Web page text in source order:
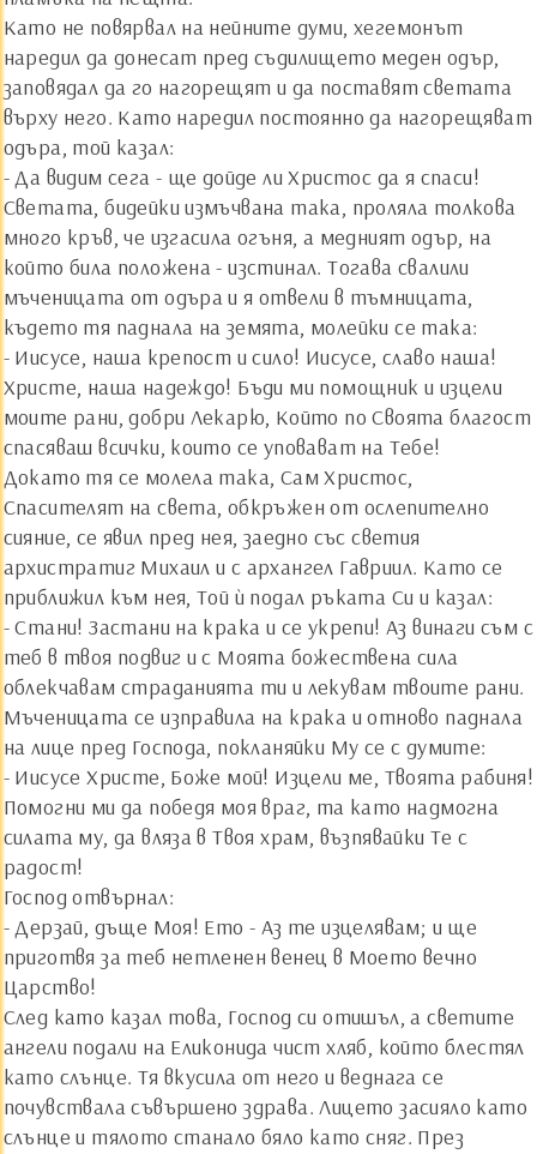
Като не повярвал на нейните думи, хегемонът
наредил да донесат пред съдилището меден одър,
заповядал да го нагорещят и да поставят светата
върху него. Като наредил постоянно да нагорещяват
одъра, той казал:
- Да видим сега - ще дойде ли Христос да я спаси!
Светата, бидейки измъчвана така, проляла толкова
много кръв, че изгасила огъня, а медният одър, на
който била положена - изстинал. Тогава свалили
мъченицата от одъра и я отвели в тъмницата,
където тя паднала на земята, молейки се така:
- Иисусе, наша крепост и сило! Иисусе, славо наша!
Христе, наша надеждо! Бъди ми помощник и изцели
моите рани, добри Лекарю, Който по Своята благост
спасяваш всички, които се уповават на Тебе!
Докато тя се молела така, Сам Христос,
Спасителят на света, обкръжен от ослепително
сияние, се явил пред нея, заедно със светия
архистратиг Михаил и с архангел Гавриил. Като се
приближил към нея, Той ѝ подал ръката Си и казал:
- Стани! Застани на крака и се укрепи! Аз винаги съм с
теб в твоя подвиг и с Моята божествена сила
облекчавам страданията ти и лекувам твоите рани.
Мъченицата се изправила на крака и отново паднала
на лице пред Господа, покланяйки Му се с думите:
- Иисусе Христе, Боже мой! Изцели ме, Твоята рабиня!
Помогни ми да победя моя враг, та като надмогна
силата му, да вляза в Твоя храм, възпявайки Те с
радост!
Господ отвърнал:
- Дерзай, дъще Моя! Ето - Аз те изцелявам; и ще
приготвя за теб нетленен венец в Моето вечно
Царство!
След като казал това, Господ си отишъл, а светите
ангели подали на Еликонида чист хляб, който блестял
като слънце. Тя вкусила от него и веднага се
почувствала съвършено здрава. Лицето засияло като
слънце и тялото станало бяло като сняг. През